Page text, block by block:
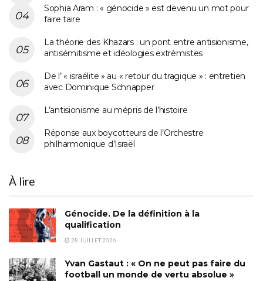
Sophia Aram : « génocide » est devenu un mot pour
faire taire
La théorie des Khazars : un pont entre antisionisme,
antisémitisme et idéologies extrémistes
De l’ « israélite » au « retour du tragique » : entretien
avec Dominique Schnapper
L’antisionisme au mépris de l’histoire
Réponse aux boycotteurs de l’Orchestre
philharmonique d’Israël
À lire
Génocide. De la définition à la
qualification
28 JUILLET 2026
Yvan Gastaut : « On ne peut pas faire du
football un monde de vertu absolue »